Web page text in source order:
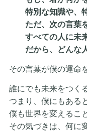
特別な知識や、特
ただ、次の言葉を
すべての人に未来
だから、どんな人
その言葉が僕の運命
誰にでも未来をつく
つまり、僕にもある
僕も世界を変えるこ
その気づきは、何に